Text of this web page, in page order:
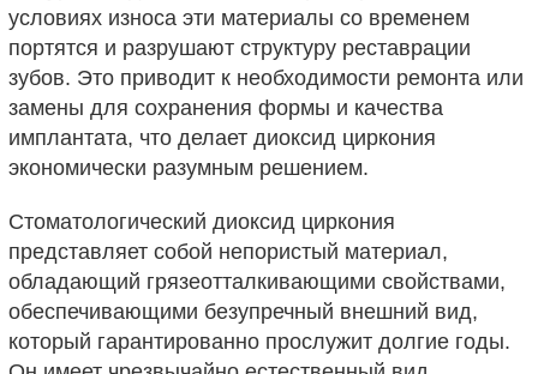
условиях износа эти материалы со временем
портятся и разрушают структуру реставрации
зубов. Это приводит к необходимости ремонта или
замены для сохранения формы и качества
имплантата, что делает диоксид циркония
экономически разумным решением.
Стоматологический диоксид циркония
представляет собой непористый материал,
обладающий грязеотталкивающими свойствами,
обеспечивающими безупречный внешний вид,
который гарантированно прослужит долгие годы.